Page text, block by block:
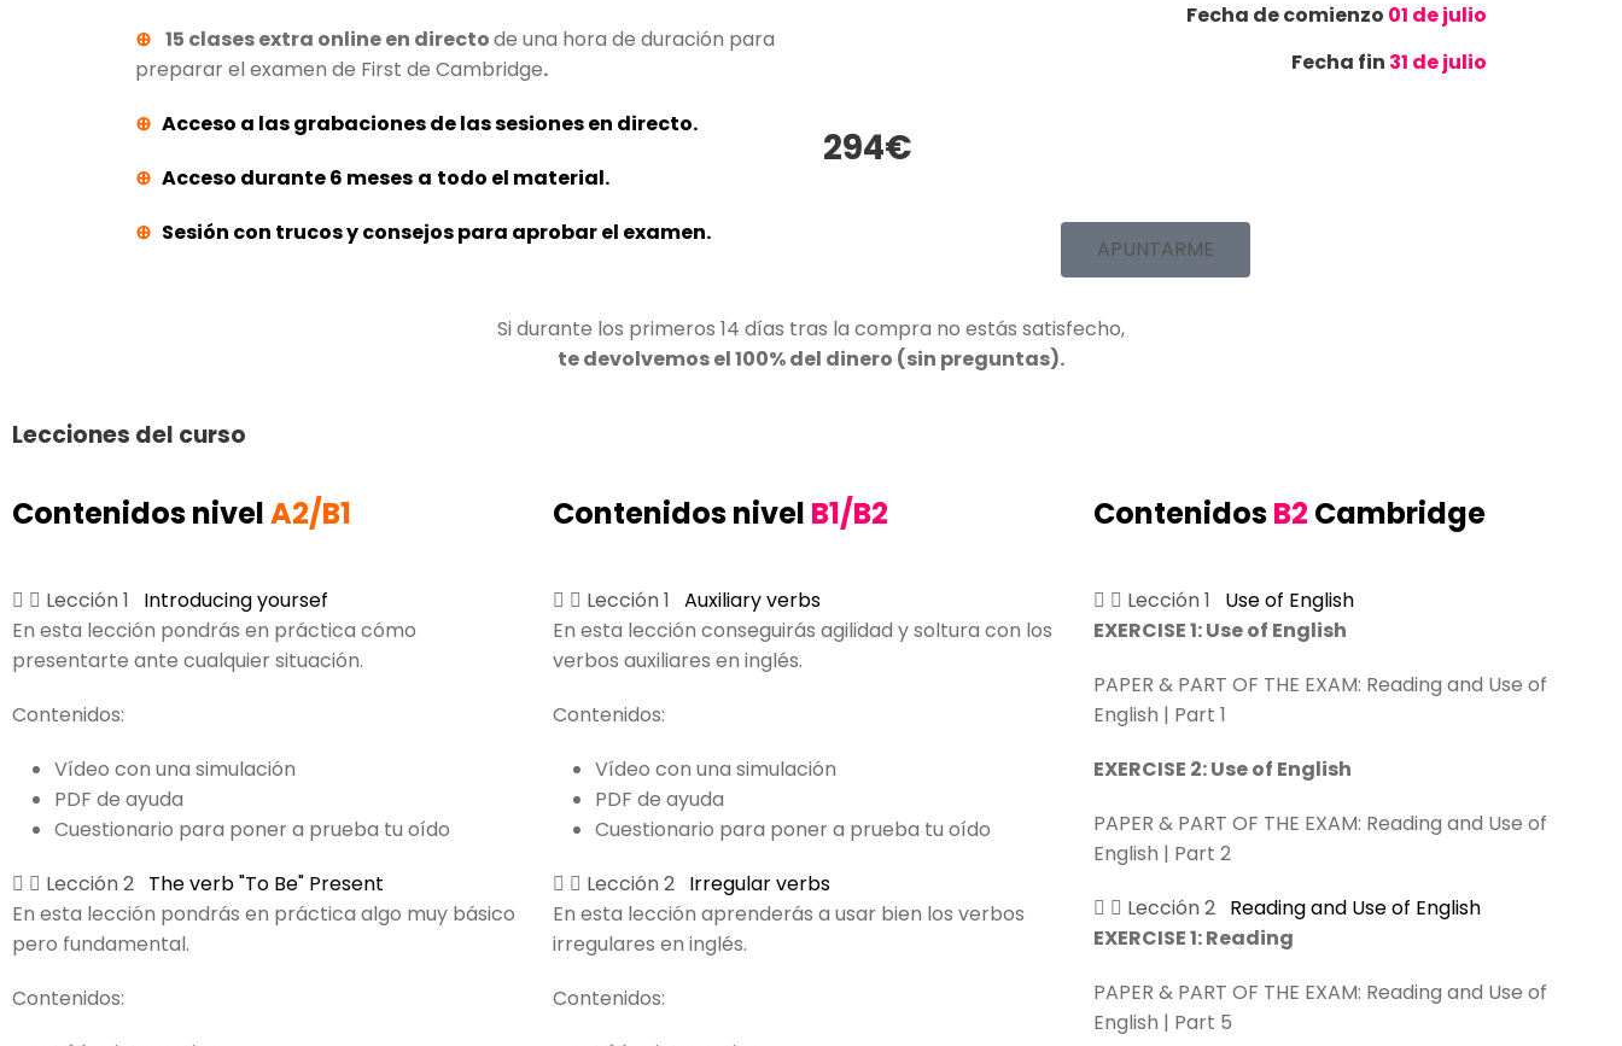
⊕ 15 clases extra online en directode una hora de duración para
preparar el examen de First de Cambridge.
⊕ Acceso a las grabaciones de las sesiones en directo.
⊕ Acceso durante 6 meses a todo el material.
⊕ Sesión con trucos y consejos para aprobar el examen.
Fecha de comienzo 01 de julio
Fecha fin 31 de julio
294€
APUNTARME
Si durante los primeros 14 días tras la compra no estás satisfecho,
te devolvemos el 100% del dinero (sin preguntas).
Lecciones del curso
Contenidos nivelA2/B1
Lección 1 Introducing yoursef
En esta lección pondrás en práctica cómo
presentarte ante cualquier situación.
Contenidos:
Vídeo con una simulación
PDF de ayuda
Cuestionario para poner a prueba tu oído
Lección 2 The verb "To Be" Present
En esta lección pondrás en práctica algo muy básico
pero fundamental.
Contenidos:
Contenidos nivel B1/B2
Lección 1 Auxiliary verbs
En esta lección conseguirás agilidad y soltura con los
verbos auxiliares en inglés.
Contenidos:
Vídeo con una simulación
PDF de ayuda
Cuestionario para poner a prueba tu oído
Lección 2 Irregular verbs
En esta lección aprenderás a usar bien los verbos
irregulares en inglés.
Contenidos:
ContenidosB2 Cambridge
Lección 1 Use of English
EXERCISE 1: Use of English
PAPER & PART OF THE EXAM: Reading and Use of
English | Part 1
EXERCISE 2: Use of English
PAPER & PART OF THE EXAM: Reading and Use of
English | Part 2
Lección 2 Reading and Use of English
EXERCISE 1: Reading
PAPER & PART OF THE EXAM: Reading and Use of
English | Part 5